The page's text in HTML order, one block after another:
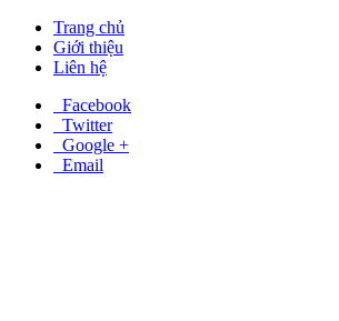
Trang chủ
Giới thiệu
Liên hệ
Facebook
Twitter
Google +
Email